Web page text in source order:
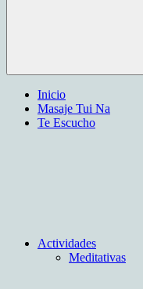
Inicio
Masaje Tui Na
Te Escucho
Actividades
Meditativas